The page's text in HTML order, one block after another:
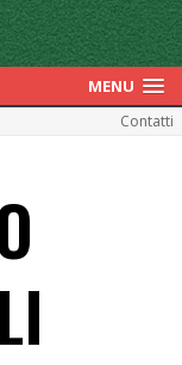
MENU
Contatti